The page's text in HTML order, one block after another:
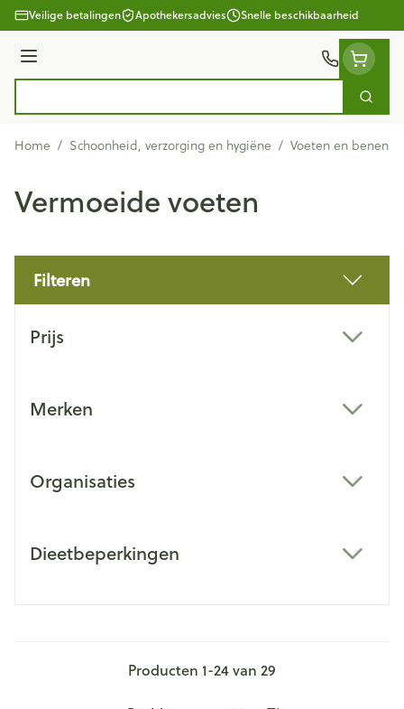
Ga naar de inhoud
Veilige betalingen Apothekersadvies Snelle beschikbaarheid
Menu
Zoek
Home / Schoonheid, verzorging en hygiëne / Voeten en benen
Vermoeide voeten
Filteren
Prijs
Merken
Organisaties
Dieetbeperkingen
Producten 1-24van 29